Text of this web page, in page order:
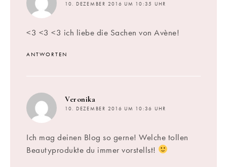
10. DEZEMBER 2016 UM 10:35 UHR
<3 <3 <3 ich liebe die Sachen von Avène!
ANTWORTEN
Veronika
10. DEZEMBER 2016 UM 10:36 UHR
Ich mag deinen Blog so gerne! Welche tollen
Beautyprodukte du immer vorstellst!